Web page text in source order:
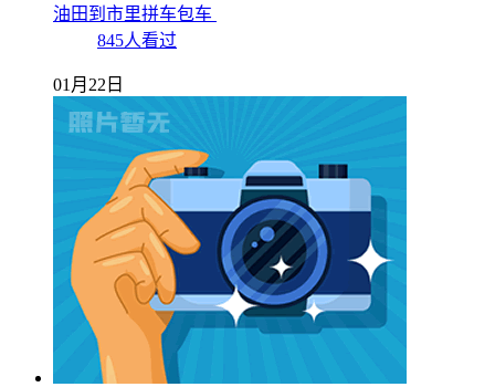
油田到市里拼车包车
845人看过
01月22日